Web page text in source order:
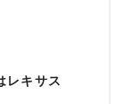
レキサス